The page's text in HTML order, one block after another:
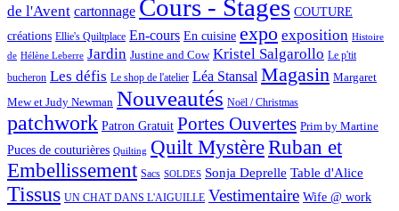
de l'Avent cartonnage Cours - Stages COUTURE
créations Ellie's Quiltplace En-cours En cuisine expo exposition Histoire
de Hélène Leberre Jardin Justine and Cow Kristel Salgarollo Le p'tit
bucheron Les défis Le shop de l'atelier Léa Stansal Magasin Margaret
Mew et Judy Newman Nouveautés Noël / Christmas
patchwork Patron Gratuit Portes Ouvertes Prim by Martine
Puces de couturières Quilting Quilt MystèreRuban et
Embellissement Sacs SOLDES Sonja Deprelle Table d'Alice
Tissus UN CHAT DANS L'AIGUILLE Vestimentaire Wife @ work